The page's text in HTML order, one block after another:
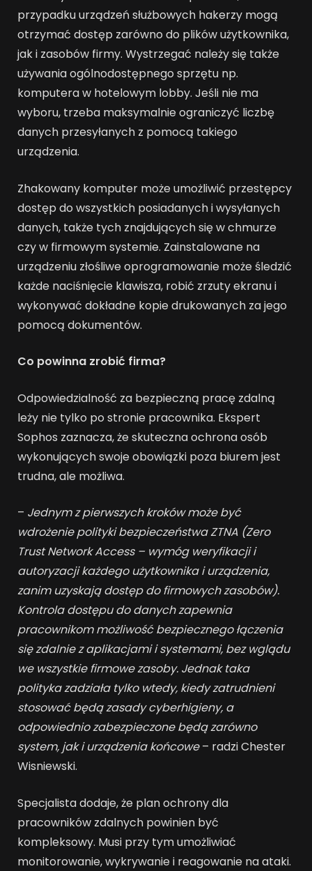
przypadku urządzeń służbowych hakerzy mogą
otrzymać dostęp zarówno do plików użytkownika,
jak i zasobów firmy. Wystrzegać należy się także
używania ogólnodostępnego sprzętu np.
komputera w hotelowym lobby. Jeśli nie ma
wyboru, trzeba maksymalnie ograniczyć liczbę
danych przesyłanych z pomocą takiego
urządzenia.
Zhakowany komputer może umożliwić przestępcy
dostęp do wszystkich posiadanych i wysyłanych
danych, także tych znajdujących się w chmurze
czy w firmowym systemie. Zainstalowane na
urządzeniu złośliwe oprogramowanie może śledzić
każde naciśnięcie klawisza, robić zrzuty ekranu i
wykonywać dokładne kopie drukowanych za jego
pomocą dokumentów.
Co powinna zrobić firma?
Odpowiedzialność za bezpieczną pracę zdalną
leży nie tylko po stronie pracownika. Ekspert
Sophos zaznacza, że skuteczna ochrona osób
wykonujących swoje obowiązki poza biurem jest
trudna, ale możliwa.
– Jednym z pierwszych kroków może być
wdrożenie polityki bezpieczeństwa ZTNA (Zero
Trust Network Access – wymóg weryfikacji i
autoryzacji każdego użytkownika i urządzenia,
zanim uzyskają dostęp do firmowych zasobów).
Kontrola dostępu do danych zapewnia
pracownikom możliwość bezpiecznego łączenia
się zdalnie z aplikacjami i systemami, bez wglądu
we wszystkie firmowe zasoby. Jednak taka
polityka zadziała tylko wtedy, kiedy zatrudnieni
stosować będą zasady cyberhigieny, a
odpowiednio zabezpieczone będą zarówno
system, jak i urządzenia końcowe– radzi Chester
Wisniewski.
Specjalista dodaje, że plan ochrony dla
pracowników zdalnych powinien być
kompleksowy. Musi przy tym umożliwiać
monitorowanie, wykrywanie i reagowanie na ataki.